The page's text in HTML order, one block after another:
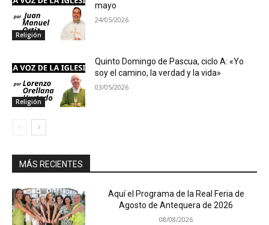
Religión
mayo
24/05/2026
Religión
Quinto Domingo de Pascua, ciclo A: «Yo
soy el camino, la verdad y la vida»
03/05/2026
MÁS RECIENTES
Aquí el Programa de la Real Feria de
Agosto de Antequera de 2026
08/08/2026